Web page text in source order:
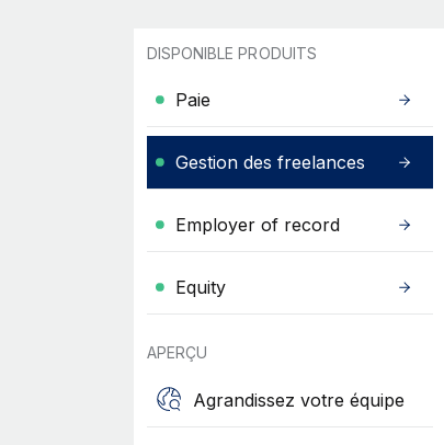
DISPONIBLE PRODUITS
Paie
Gestion des freelances
Employer of record
Equity
APERÇU
Agrandissez votre équipe